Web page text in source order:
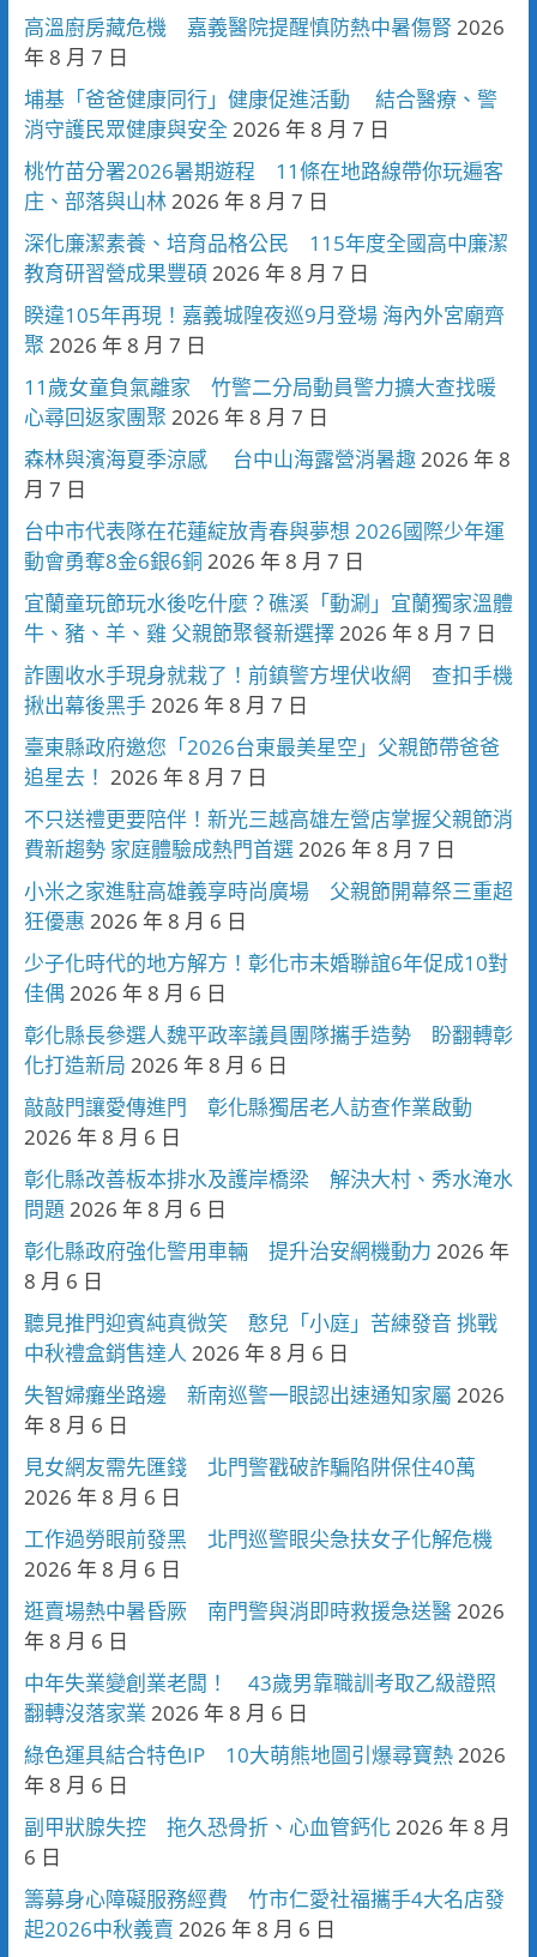
高溫廚房藏危機 嘉義醫院提醒慎防熱中暑傷腎 2026
年 8 月 7 日
埔基「爸爸健康同行」健康促進活動 結合醫療、警
消守護民眾健康與安全 2026 年 8 月 7 日
桃竹苗分署2026暑期遊程 11條在地路線帶你玩遍客
庄、部落與山林2026 年 8 月 7 日
深化廉潔素養、培育品格公民 115年度全國高中廉潔
教育研習營成果豐碩 2026 年 8 月 7 日
睽違105年再現！嘉義城隍夜巡9月登場 海內外宮廟齊
聚 2026 年 8 月 7 日
11歲女童負氣離家 竹警二分局動員警力擴大查找暖
心尋回返家團聚 2026 年 8 月 7 日
森林與濱海夏季涼感 台中山海露營消暑趣2026 年 8
月 7 日
台中市代表隊在花蓮綻放青春與夢想 2026國際少年運
動會勇奪8金6銀6銅 2026 年 8 月 7 日
宜蘭童玩節玩水後吃什麼？礁溪「動涮」宜蘭獨家溫體
牛、豬、羊、雞 父親節聚餐新選擇2026 年 8 月 7 日
詐團收水手現身就栽了！前鎮警方埋伏收網 查扣手機
揪出幕後黑手2026 年 8 月 7 日
臺東縣政府邀您「2026台東最美星空」父親節帶爸爸
追星去！ 2026 年 8 月 7 日
不只送禮更要陪伴！新光三越高雄左營店掌握父親節消
費新趨勢 家庭體驗成熱門首選2026 年 8 月 7 日
小米之家進駐高雄義享時尚廣場 父親節開幕祭三重超
狂優惠 2026 年 8 月 6 日
少子化時代的地方解方！彰化市未婚聯誼6年促成10對
佳偶 2026 年 8 月 6 日
彰化縣長參選人魏平政率議員團隊攜手造勢 盼翻轉彰
化打造新局 2026 年 8 月 6 日
敲敲門讓愛傳進門 彰化縣獨居老人訪查作業啟動
2026 年 8 月 6 日
彰化縣改善板本排水及護岸橋梁 解決大村、秀水淹水
問題 2026 年 8 月 6 日
彰化縣政府強化警用車輛 提升治安網機動力 2026 年
8 月 6 日
聽見推門迎賓純真微笑 憨兒「小庭」苦練發音 挑戰
中秋禮盒銷售達人 2026 年 8 月 6 日
失智婦癱坐路邊 新南巡警一眼認出速通知家屬 2026
年 8 月 6 日
見女網友需先匯錢 北門警戳破詐騙陷阱保住40萬
2026 年 8 月 6 日
工作過勞眼前發黑 北門巡警眼尖急扶女子化解危機
2026 年 8 月 6 日
逛賣場熱中暑昏厥 南門警與消即時救援急送醫2026
年 8 月 6 日
中年失業變創業老闆！ 43歲男靠職訓考取乙級證照
翻轉沒落家業 2026 年 8 月 6 日
綠色運具結合特色IP 10大萌熊地圖引爆尋寶熱2026
年 8 月 6 日
副甲狀腺失控 拖久恐骨折、心血管鈣化 2026 年 8 月
6 日
籌募身心障礙服務經費 竹市仁愛社福攜手4大名店發
起2026中秋義賣 2026 年 8 月 6 日